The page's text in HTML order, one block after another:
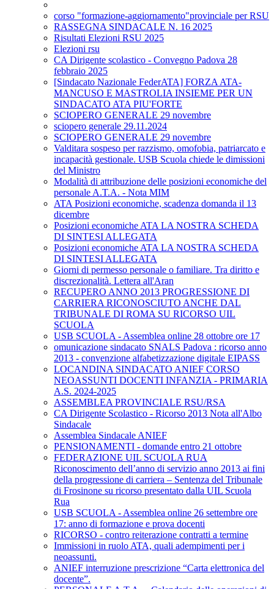
corso "formazione-aggiornamento"provinciale per RSU
RASSEGNA SINDACALE N. 16 2025
Risultati Elezioni RSU 2025
Elezioni rsu
CA Dirigente scolastico - Convegno Padova 28
febbraio 2025
[Sindacato Nazionale FederATA] FORZA ATA-
MANCUSO E MASTROLIA INSIEME PER UN
SINDACATO ATA PIU'FORTE
SCIOPERO GENERALE 29 novembre
sciopero generale 29.11.2024
SCIOPERO GENERALE 29 novembre
Valditara sospeso per razzismo, omofobia, patriarcato e
incapacità gestionale. USB Scuola chiede le dimissioni
del Ministro
Modalità di attribuzione delle posizioni economiche del
personale A.T.A. - Nota MIM
ATA Posizioni economiche, scadenza domanda il 13
dicembre
Posizioni economiche ATA LA NOSTRA SCHEDA
DI SINTESI ALLEGATA
Posizioni economiche ATA LA NOSTRA SCHEDA
DI SINTESI ALLEGATA
Giorni di permesso personale o familiare. Tra diritto e
discrezionalità. Lettera all'Aran
RECUPERO ANNO 2013 PROGRESSIONE DI
CARRIERA RICONOSCIUTO ANCHE DAL
TRIBUNALE DI ROMA SU RICORSO UIL
SCUOLA
USB SCUOLA - Assemblea online 28 ottobre ore 17
omunicazione sindacato SNALS Padova : ricorso anno
2013 - convenzione alfabetizzazione digitale EIPASS
LOCANDINA SINDACATO ANIEF CORSO
NEOASSUNTI DOCENTI INFANZIA - PRIMARIA
A.S. 2024-2025
ASSEMBLEA PROVINCIALE RSU/RSA
CA Dirigente Scolastico - Ricorso 2013 Nota all'Albo
Sindacale
Assemblea Sindacale ANIEF
PENSIONAMENTI - domande entro 21 ottobre
FEDERAZIONE UIL SCUOLA RUA
Riconoscimento dell’anno di servizio anno 2013 ai fini
della progressione di carriera – Sentenza del Tribunale
di Frosinone su ricorso presentato dalla UIL Scuola
Rua
USB SCUOLA - Assemblea online 26 settembre ore
17: anno di formazione e prova docenti
RICORSO - contro reiterazione contratti a termine
Immissioni in ruolo ATA, quali adempimenti per i
neoassunti.
ANIEF interruzione prescrizione “Carta elettronica del
docente”.